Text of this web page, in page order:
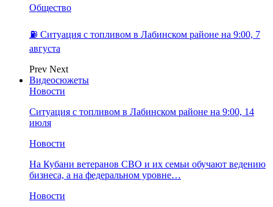
Общество
⛽️ Ситуация с топливом в Лабинском районе на 9:00, 7
августа
Prev Next
Видеосюжеты
Новости
Ситуация с топливом в Лабинском районе на 9:00, 14
июля
Новости
На Кубани ветеранов СВО и их семьи обучают ведению
бизнеса, а на федеральном уровне…
Новости